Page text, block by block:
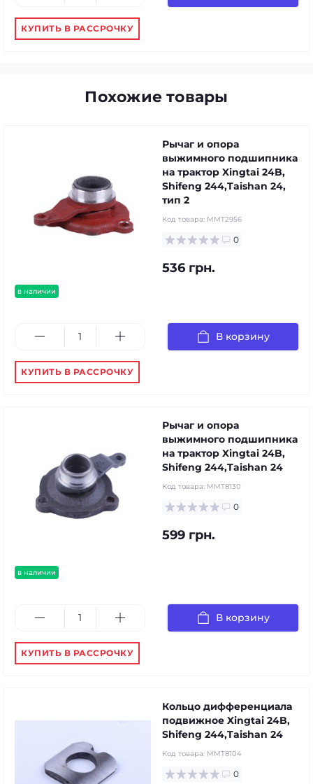
КУПИТЬ В РАССРОЧКУ
Похожие товары
в наличии
Рычаг и опора
выжимного подшипника
на трактор Xingtai 24B,
Shifeng 244,Taishan 24,
тип 2
Код товара: MMT2956
0
536 грн.
В корзину
КУПИТЬ В РАССРОЧКУ
в наличии
Рычаг и опора
выжимного подшипника
на трактор Xingtai 24B,
Shifeng 244,Taishan 24
Код товара: MMT8130
0
599 грн.
В корзину
КУПИТЬ В РАССРОЧКУ
Кольцо дифференциала
подвижное Xingtai 24B,
Shifeng 244,Taishan 24
Код товара: MMT8104
0